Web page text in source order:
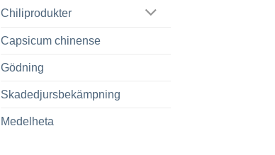
Chiliprodukter
Capsicum chinense
Gödning
Skadedjursbekämpning
Medelheta